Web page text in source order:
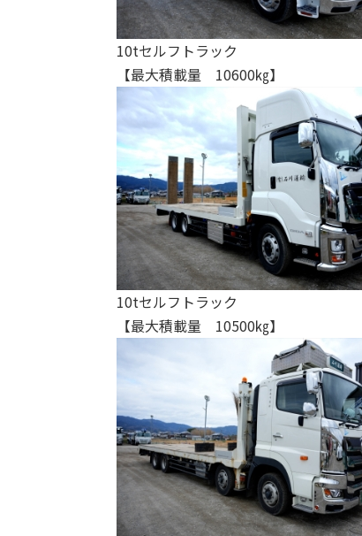
10tセルフトラック
【最大積載量 10600㎏】
10tセルフトラック
【最大積載量 10500㎏】